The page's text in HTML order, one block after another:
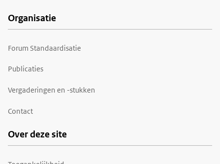
Organisatie
Forum Standaardisatie
Publicaties
Vergaderingen en -stukken
Contact
Over deze site